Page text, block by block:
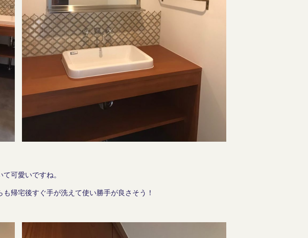
可愛いですね。
帰宅後すぐ手が洗えて使い勝手が良さそう！